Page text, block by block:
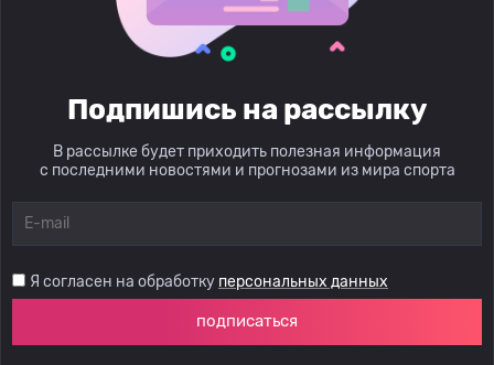
Подпишись на рассылку
В рассылке будет приходить полезная информация
с последними новостями и прогнозами из мира спорта
Я согласен на обработку персональных данных
подписаться